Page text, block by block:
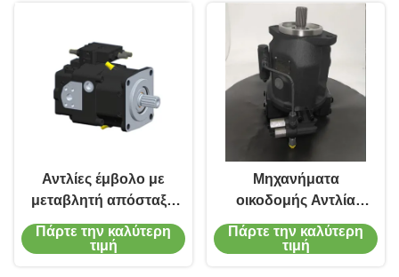
Αντλίες έμβολο με
μεταβλητή απόσταξη
A11VO75 2550
στροφές ανά λεπτό
Πάρτε την καλύτερη
τιμή
Μηχανήματα
οικοδομής Αντλία
έλασης χυτοσίδηρου
280 bar
Πάρτε την καλύτερη
τιμή